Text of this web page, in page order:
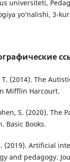
universiteti,
yo‘nalishi, 3-
(2014). The
Mifflin Harcourt.
S. (2020). The
Basic Books.
(2019). Artificial
and pedagogy.